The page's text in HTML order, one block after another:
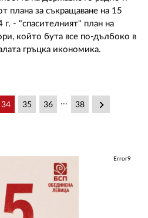
плана за съкращаване на 15
- "спасителният" план на
който бута все по-дълбоко в
гръцка икономика.
34 35 36 ... 38 keyboard_arrow_right
Error9